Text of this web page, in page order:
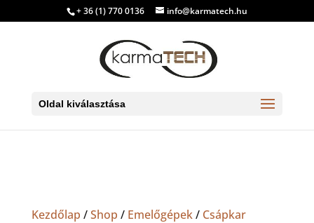
+ 36 (1) 770 0136 info@karmatech.hu
Oldal kiválasztása
Kezdőlap /Shop / Emelőgépek/ Csápkar